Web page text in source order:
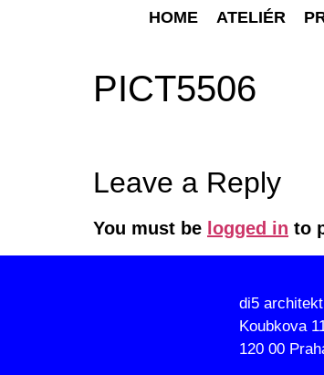
HOME ATELIÉR
PICT5506
Leave a Reply
You must be logged in to
di5
Koubkova
120 00